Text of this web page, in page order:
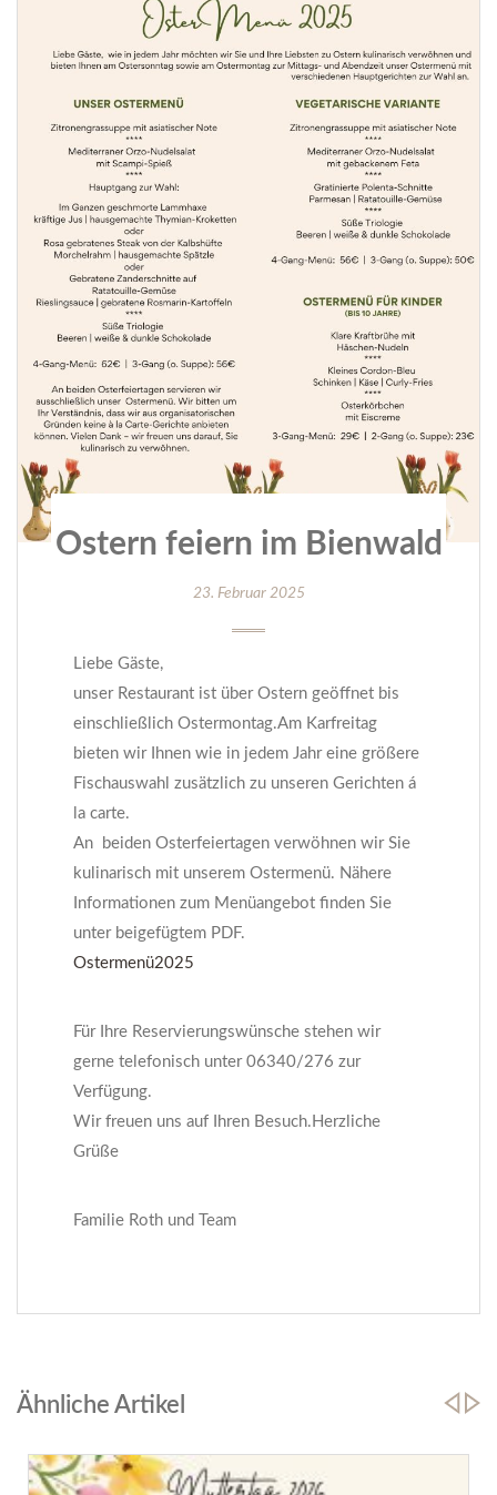
Ostern feiern im Bienwald
23. Februar 2025
Liebe Gäste,
unser Restaurant ist über Ostern geöffnet bis
einschließlich Ostermontag.Am Karfreitag
bieten wir Ihnen wie in jedem Jahr eine größere
Fischauswahl zusätzlich zu unseren Gerichten á
la carte.
An beiden Osterfeiertagen verwöhnen wir Sie
kulinarisch mit unserem Ostermenü. Nähere
Informationen zum Menüangebot finden Sie
unter beigefügtem PDF.
Ostermenü2025
Für Ihre Reservierungswünsche stehen wir
gerne telefonisch unter 06340/276 zur
Verfügung.
Wir freuen uns auf Ihren Besuch.Herzliche
Grüße
Familie Roth und Team
Ähnliche Artikel